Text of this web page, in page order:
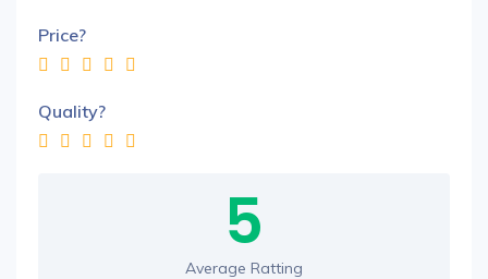
Price?
Quality?
5
Average Ratting